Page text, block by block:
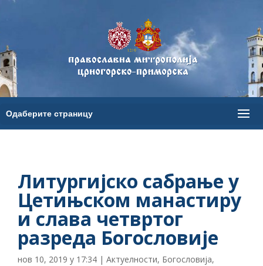
Литургијско сабрање у
Цетињском манастиру
и слава четвртог
разреда Богословије
нов 10, 2019 у 17:34 | Актуелности, Богословија,